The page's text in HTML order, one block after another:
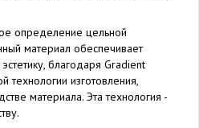
определение цельной
материал обеспечивает
благодаря Gradient
технологии изготовления,
материала. Эта технология -